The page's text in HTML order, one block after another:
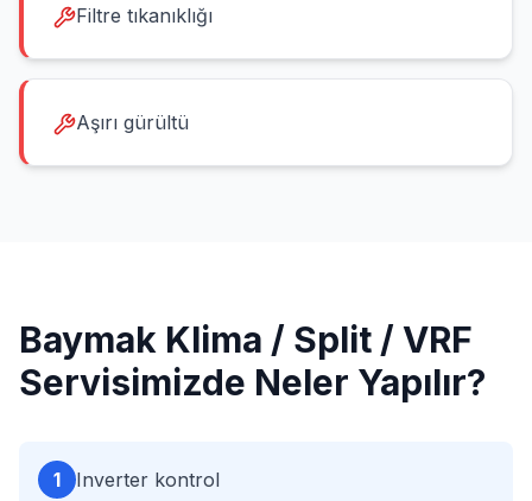
Filtre tıkanıklığı
Aşırı gürültü
Baymak Klima / Split / VRF
Servisimizde Neler Yapılır?
1 Inverter kontrol